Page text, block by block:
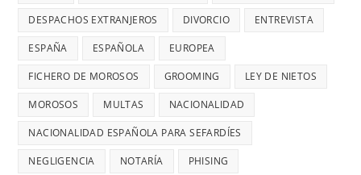
DESPACHOS EXTRANJEROS DIVORCIO ENTREVISTA
ESPAÑA ESPAÑOLA EUROPEA
FICHERO DE MOROSOS GROOMING LEY DE NIETOS
MOROSOS MULTAS NACIONALIDAD
NACIONALIDAD ESPAÑOLA PARA SEFARDÍES
NEGLIGENCIA NOTARÍA PHISING